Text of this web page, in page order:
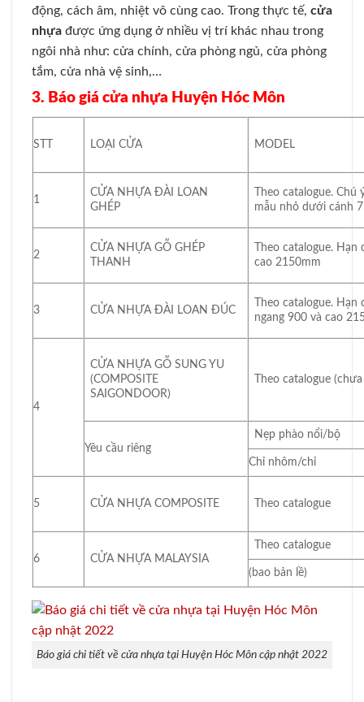
động, cách âm, nhiệt vô cùng cao. Trong thực tế, cửa
nhựa được ứng dụng ở nhiều vị trí khác nhau trong
ngôi nhà như: cửa chính, cửa phòng ngủ, cửa phòng
tắm, cửa nhà vệ sinh,…
3. Báo giá cửa nhựa Huyện Hóc Môn
STT LOẠI CỬA MODEL
1
CỬA NHỰA ĐÀI LOAN
GHÉP
Theo catalogue. Chú
mẫu nhỏ dưới cánh
2
CỬA NHỰA GỖ GHÉP
THANH
Theo catalogue. Hạn
cao 2150mm
3 CỬA NHỰA ĐÀI LOAN ĐÚC
Theo catalogue. Hạn
ngang 900 và cao
4
CỬA NHỰA GỖ SUNG YU
(COMPOSITE
SAIGONDOOR)
Theo catalogue
Yêu cầu riêng
Nẹp phào nổi/bộ
Chỉ nhôm/chỉ
5 CỬA NHỰA COMPOSITE Theo catalogue
6 CỬA NHỰA MALAYSIA
Theo catalogue
(bao bản lề)
Báo giá chi tiết về cửa nhựa tại Huyện Hóc Môn cập nhật 2022